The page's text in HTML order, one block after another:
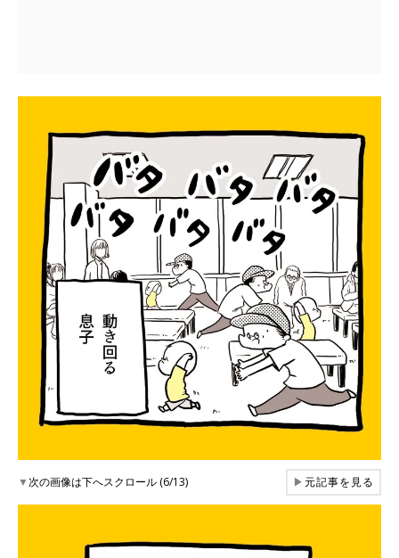
▼次の画像は下へスクロール (6/13) ▶元記事を見る